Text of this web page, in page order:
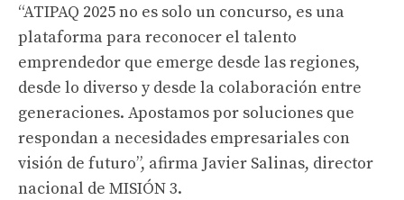
“ATIPAQ 2025 no es solo un concurso, es una
plataforma para reconocer el talento
emprendedor que emerge desde las regiones,
desde lo diverso y desde la colaboración entre
generaciones. Apostamos por soluciones que
respondan a necesidades empresariales con
visión de futuro”, afirma Javier Salinas, director
nacional de MISIÓN 3.